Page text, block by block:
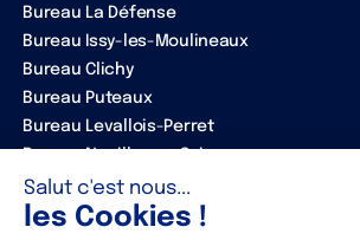
Bureau La Défense
Bureau Issy-les-Moulineaux
Bureau Clichy
Bureau Puteaux
Bureau Levallois-Perret
ENTREPRISE
Notre équipe
Nos partenaires